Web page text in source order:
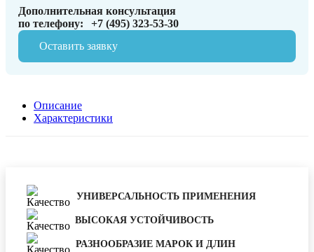
Дополнительная консультация
по телефону:
+7 (495) 323-53-30
Оставить заявку
Описание
Характеристики
УНИВЕРСАЛЬНОСТЬ ПРИМЕНЕНИЯ
ВЫСОКАЯ УСТОЙЧИВОСТЬ
РАЗНООБРАЗИЕ МАРОК И ДЛИН